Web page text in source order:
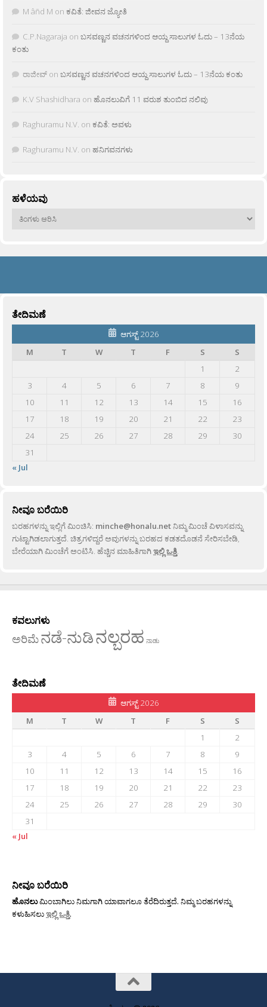
M âñd M on ಕವಿತೆ: ಜೀವನ ಜ್ಯೋತಿ
C.P.Nagaraja on ಬಸವಣ್ಣನ ವಚನಗಳಿಂದ ಆಯ್ದ ಸಾಲುಗಳ ಓದು – 13ನೆಯ
ಕಂತು
ರಾಜೀವ್ on ಬಸವಣ್ಣನ ವಚನಗಳಿಂದ ಆಯ್ದ ಸಾಲುಗಳ ಓದು – 13ನೆಯ ಕಂತು
K.V Shashidhara on ಹೊನಲುವಿಗೆ 11 ವರುಶ ತುಂಬಿದ ನಲಿವು
Raghuramu N.V. on ಕವಿತೆ: ಅವಳು
Raghuramu N.V. on ಹನಿಗವನಗಳು
ಹಳೆಯವು
ಹಳೆಯವು
ತೇದಿಮಣೆ
ಆಗಸ್ಟ್ 2026
M
T W T F S
S
1
2
3
4 5 6 7 8
9
10
11 12 13 14 15
16
17
18 19 20 21 22
23
24
25 26 27 28 29
30
31
« Jul
ನೀವೂ ಬರೆಯಿರಿ
ಬರಹಗಳನ್ನು ಇಲ್ಲಿಗೆ ಮಿಂಚಿಸಿ: minche@honalu.netನಿಮ್ಮ ಮಿಂಚೆ ವಿಳಾಸವನ್ನು
ಗುಟ್ಟಾಗಿಡಲಾಗುತ್ತದೆ. ಚಿತ್ರಗಳಿದ್ದರೆ ಅವುಗಳನ್ನು ಬರಹದ ಕಡತದೊಡನೆ ಸೇರಿಸಬೇಡಿ,
ಬೇರೆಯಾಗಿ ಮಿಂಚೆಗೆ ಅಂಟಿಸಿ. ಹೆಚ್ಚಿನ ಮಾಹಿತಿಗಾಗಿಇಲ್ಲಿ ಒತ್ತಿ.
ಕವಲುಗಳು
ಅರಿಮೆನಡೆ-ನುಡಿನಲ್ಬರಹ ನಾಡು
ತೇದಿಮಣೆ
ಆಗಸ್ಟ್ 2026
M
T W T F S
S
1
2
3
4 5 6 7 8
9
10
11 12 13 14 15
16
17
18 19 20 21 22
23
24
25 26 27 28 29
30
31
« Jul
ನೀವೂ ಬರೆಯಿರಿ
ಹೊನಲುಮಿಂಬಾಗಿಲು ನಿಮಗಾಗಿ ಯಾವಾಗಲೂ ತೆರೆದಿರುತ್ತದೆ. ನಿಮ್ಮ ಬರಹಗಳನ್ನು
ಕಳುಹಿಸಲುಇಲ್ಲಿ ಒತ್ತಿ.